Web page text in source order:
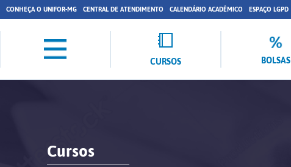
CONHEÇA O UNIFOR-MG CENTRAL DE ATENDIMENTO CALENDÁRIO ACADÊMICO ESPAÇO LGPD
CURSOS BOLSAS
Cursos